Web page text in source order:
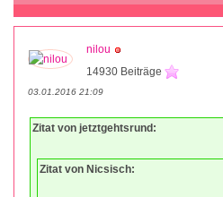
nilou
14930 Beiträge
03.01.2016 21:09
Zitat von jetztgehtsrund:
Zitat von Nicsisch: